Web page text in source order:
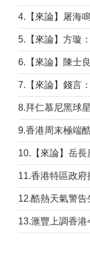
8.拜仁慕尼黑球
9.香港周末極端
12.酷熱天氣警
13.滙豐上調香